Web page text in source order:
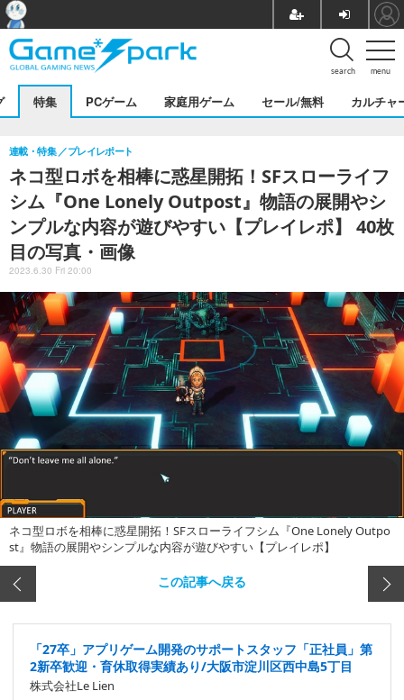
menu
search
特集 PCゲーム 家庭用ゲーム セール/無料 カルチャ
ネコ型ロボを相棒に惑星開拓！SFスローライフ
シム『One Lonely Outpost』物語の展開やシ
ンプルな内容が遊びやすい【プレイレポ】 40枚
目の写真・画像
連載・特集 プレイレポート
2023.6.30 Fri 20:00
ネコ型ロボを相棒に惑星開拓！SFスローライフシム『One Lonely Outpo
st』物語の展開やシンプルな内容が遊びやすい【プレイレポ】
この記事へ戻る
「27卒」アプリゲーム開発のサポートスタッフ「正社員」第
2新卒歓迎・育休取得実績あり/大阪市淀川区西中島5丁目
株式会社Le Lien